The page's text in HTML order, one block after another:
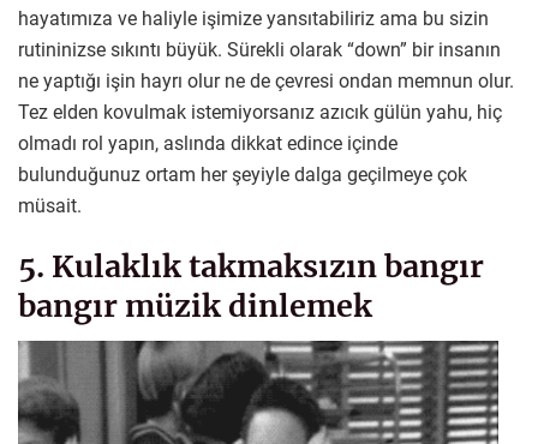
hayatımıza ve haliyle işimize yansıtabiliriz ama bu sizin
rutininizse sıkıntı büyük. Sürekli olarak “down” bir insanın
ne yaptığı işin hayrı olur ne de çevresi ondan memnun olur.
Tez elden kovulmak istemiyorsanız azıcık gülün yahu, hiç
olmadı rol yapın, aslında dikkat edince içinde
bulunduğunuz ortam her şeyiyle dalga geçilmeye çok
müsait.
5. Kulaklık takmaksızın bangır
bangır müzik dinlemek